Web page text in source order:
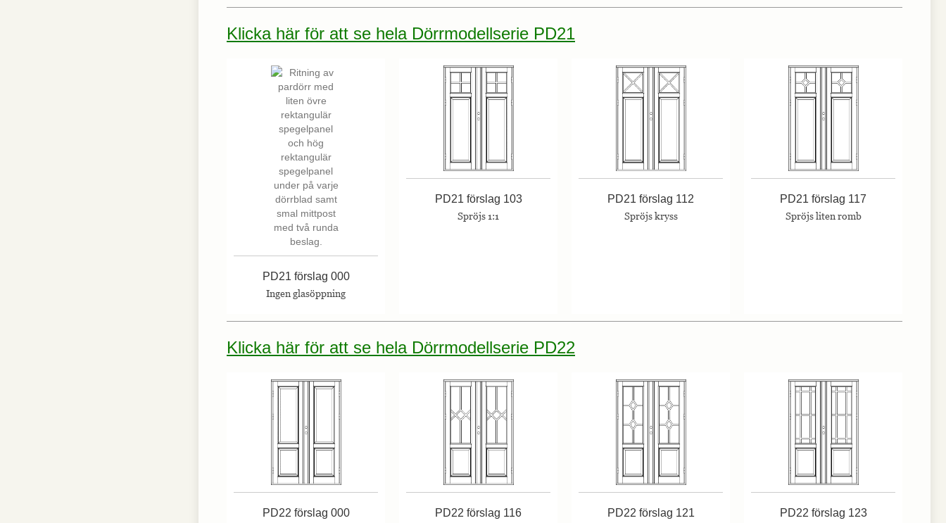
Klicka här för att se hela Dörrmodellserie PD21
PD21 förslag 000
Ingen glasöppning
PD21 förslag 103
Spröjs 1:1
PD21 förslag 112
Spröjs kryss
PD21 förslag 117
Spröjs liten romb
Klicka här för att se hela Dörrmodellserie PD22
PD22 förslag 000
PD22 förslag 116
PD22 förslag 121
PD22 förslag 123